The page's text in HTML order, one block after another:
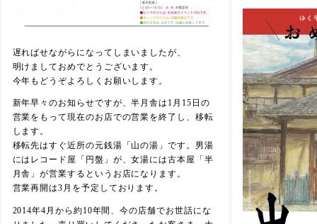
遅ればせながらになってしまいましたが、
明けましておめでとうございます。
今年もどうぞよろしくお願いします。
新年早々のお知らせですが、半月舎は1月15日の
営業をもって現在のお店での営業を終了し、移転
します。
移転先はすぐ近所の元銭湯「山の湯」です。男湯
にはレコード屋「円盤」が、女湯には古本屋「半
月舎」が営業するというお店になります。
営業再開は3月を予定しております。
2014年4月から約10年間、今の店舗でお世話にな